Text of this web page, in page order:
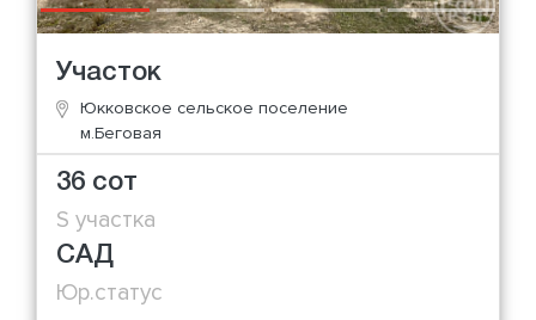
Участок
Юкковское сельское поселение
м.Беговая
36 сот
S участка
САД
Юр.статус